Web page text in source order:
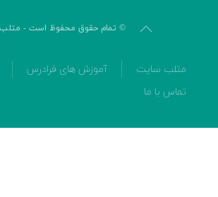
© تمام حقوق محفوظ است -
متلب سایت آموزش های فرادرس
تماس با ما